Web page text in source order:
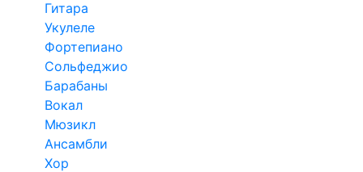
Гитара
Укулеле
Фортепиано
Сольфеджио
Барабаны
Вокал
Мюзикл
Ансамбли
Хор